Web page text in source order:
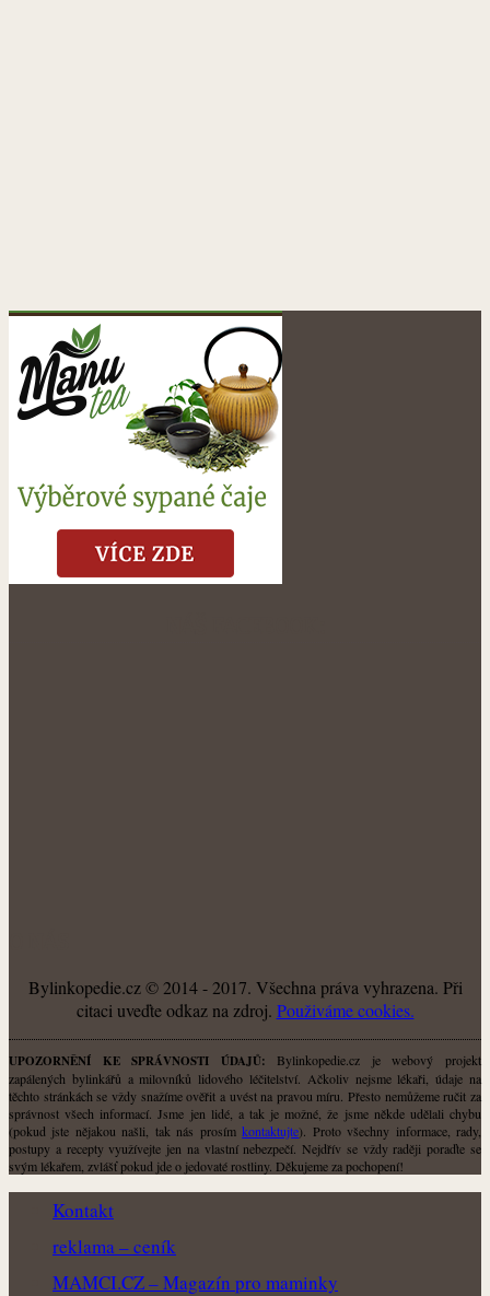
Bylinkopedie.cz © 2014 - 2017. Všechna práva vyhrazena. Při
citaci uveďte odkaz na zdroj. Použiváme cookies.
UPOZORNĚNÍ KE SPRÁVNOSTI ÚDAJŮ: Bylinkopedie.cz je webový projekt
zapálených bylinkářů a milovníků lidového léčitelství. Ačkoliv nejsme lékaři, údaje na
těchto stránkách se vždy snažíme ověřit a uvést na pravou míru. Přesto nemůžeme ručit za
správnost všech informací. Jsme jen lidé, a tak je možné, že jsme někde udělali chybu
(pokud jste nějakou našli, tak nás prosímkontaktujte). Proto všechny informace, rady,
postupy a recepty využívejte jen na vlastní nebezpečí. Nejdřív se vždy raději poraďte se
svým lékařem, zvlášť pokud jde o jedovaté rostliny. Děkujeme za pochopení!
Kontakt
reklama – ceník
MAMCI.CZ – Magazín pro maminky